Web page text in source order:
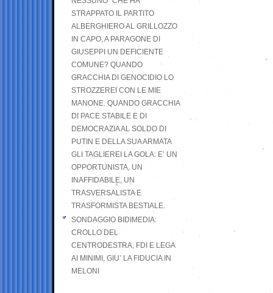
STRAPPATO IL PARTITO
ALBERGHIERO AL GRILLOZZO
IN CAPO, A PARAGONE DI
GIUSEPPI UN DEFICIENTE
COMUNE? QUANDO
GRACCHIA DI GENOCIDIO LO
STROZZEREI CON LE MIE
MANONE. QUANDO GRACCHIA
DI PACE STABILE E DI
DEMOCRAZIA AL SOLDO DI
PUTIN E DELLA SUA ARMATA
GLI TAGLIEREI LA GOLA: E’ UN
OPPORTUNISTA, UN
INAFFIDABILE, UN
TRASVERSALISTA E
TRASFORMISTA BESTIALE.
SONDAGGIO BIDIMEDIA:
CROLLO DEL
CENTRODESTRA, FDI E LEGA
AI MINIMI, GIU’ LA FIDUCIA IN
MELONI